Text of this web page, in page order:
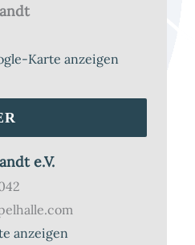
Karte anzeigen
e.V.
anzeigen